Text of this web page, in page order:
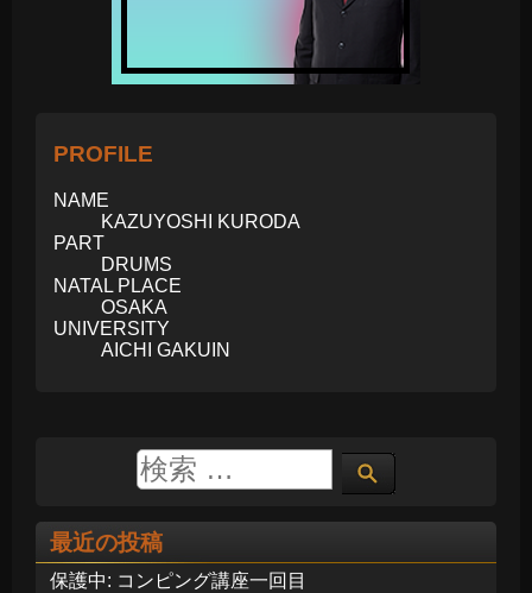
PROFILE
NAME
KAZUYOSHI KURODA
PART
DRUMS
NATAL PLACE
OSAKA
UNIVERSITY
AICHI GAKUIN
最近の投稿
保護中: コンピング講座一回目